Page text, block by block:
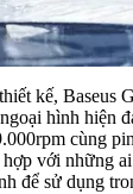
kế, Baseus
hình hiện
cùng
với những
để sử dụng